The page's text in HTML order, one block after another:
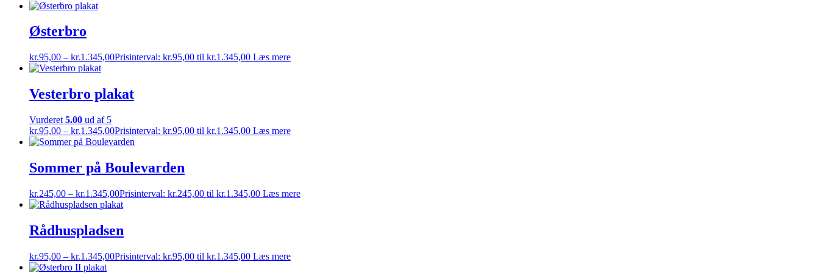
Østerbro
kr.95,00 – kr.1.345,00Prisinterval: kr.95,00 til kr.1.345,00 Læs mere
Vesterbro plakat
Vurderet 5.00 ud af 5
kr.95,00 – kr.1.345,00Prisinterval: kr.95,00 til kr.1.345,00 Læs mere
Sommer på Boulevarden
kr.245,00 – kr.1.345,00Prisinterval: kr.245,00 til kr.1.345,00 Læs mere
Rådhuspladsen
kr.95,00 – kr.1.345,00Prisinterval: kr.95,00 til kr.1.345,00 Læs mere